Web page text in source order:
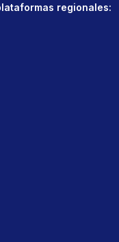
regionales: